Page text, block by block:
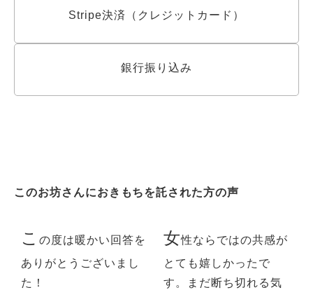
Stripe決済（クレジットカード）
銀行振り込み
このお坊さんにおきもちを託された方の声
こ の度は暖かい回答を
ありがとうございまし
た！
女性ならではの共感が
とても嬉しかったで
す。まだ断ち切れる気